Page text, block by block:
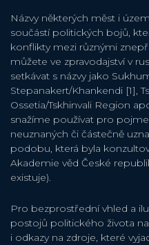
Názvy některých měst i
součástí politických bojů,
konflikty mezi různými
můžete ve zpravodajství v
setkávat s názvy jako
Stepanakert/Khankendi [1],
Ossetia/Tskhinvali Region
snažíme používat pro
neuznaných či částečně
podobu, která byla
Akademie věd České
existuje).
Pro bezprostřední vhled a
postojů politického života
i odkazy na zdroje, které